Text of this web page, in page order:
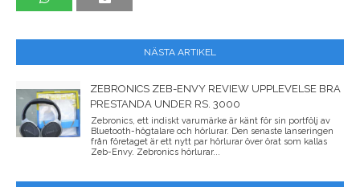
NÄSTA ARTIKEL
ZEBRONICS ZEB-ENVY REVIEW UPPLEVELSE BRA
PRESTANDA UNDER RS. 3000
Zebronics, ett indiskt varumärke är känt för sin portfölj av
Bluetooth-högtalare och hörlurar. Den senaste lanseringen
från företaget är ett nytt par hörlurar över örat som kallas
Zeb-Envy. Zebronics hörlurar...